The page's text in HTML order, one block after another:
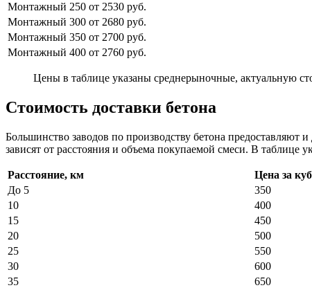
Монтажный 250 от 2530 руб.
Монтажный 300 от 2680 руб.
Монтажный 350 от 2700 руб.
Монтажный 400 от 2760 руб.
Цены в таблице указаны среднерыночные, актуальную
Стоимость доставки бетона
Большинство заводов по производству бетона
зависят от расстояния и объема покупаемой смеси. В таблице
Расстояние, км
Цена за
До 5
350
10
400
15
450
20
500
25
550
30
600
35
650